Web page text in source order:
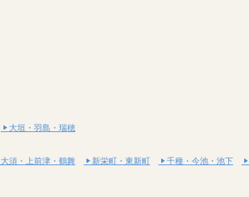
大垣・羽島・瑞穂
大須・上前津・鶴舞 新栄町・東新町 千種・今池・池下